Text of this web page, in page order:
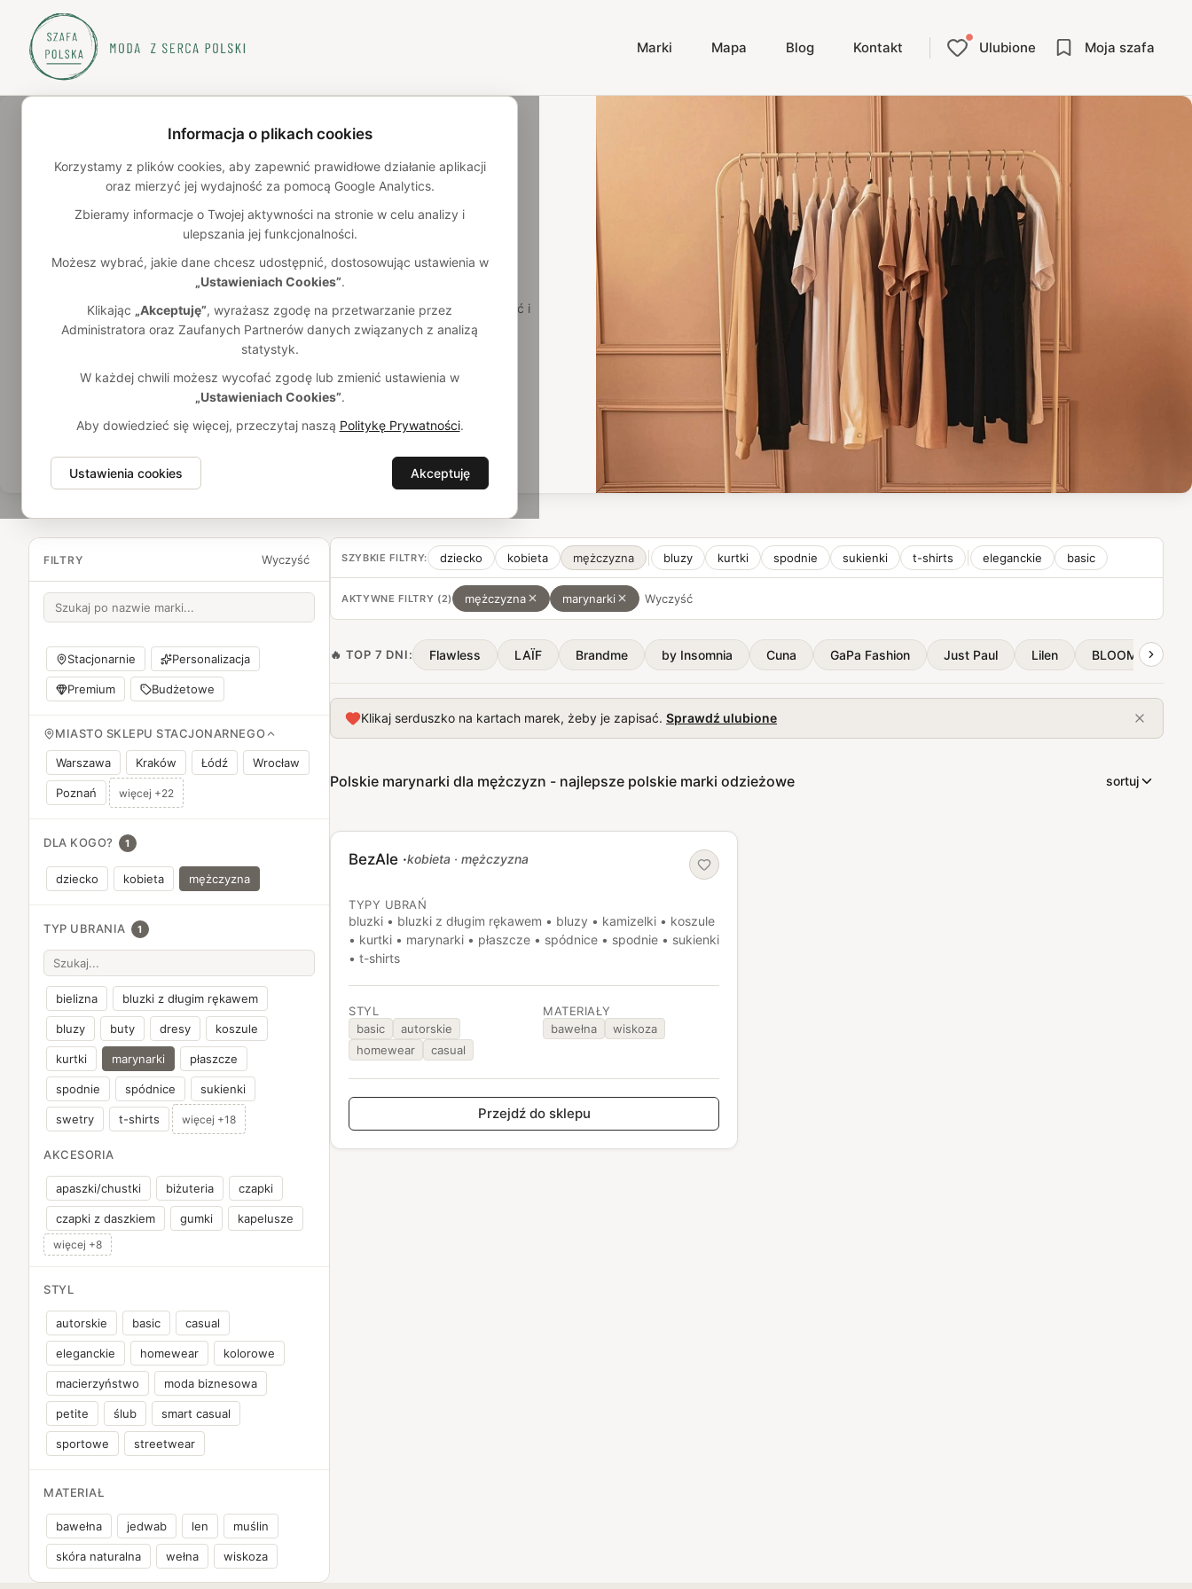
Marki Mapa Blog Kontakt Ulubione Moja szafa
Informacja o plikach cookies
Korzystamy z plików cookies, aby zapewnić prawidłowe działanie aplikacji
oraz mierzyć jej wydajność za pomocą Google Analytics.
Zbieramy informacje o Twojej aktywności na stronie w celu analizy i
ulepszania jej funkcjonalności.
Możesz wybrać, jakie dane chcesz udostępnić, dostosowując ustawienia w
„Ustawieniach Cookies”.
Klikając „Akceptuję”, wyrażasz zgodę na przetwarzanie przez
Administratora oraz Zaufanych Partnerów danych związanych z analizą
statystyk.
W każdej chwili możesz wycofać zgodę lub zmienić ustawienia w
„Ustawieniach Cookies”.
Aby dowiedzieć się więcej, przeczytaj naszą Politykę Prywatności.
Ustawienia cookies Akceptuję
Strona główna / Katalog / marynarki / mężczyzna
Męskie marynarki szyte w Polsce
Najlepsze polskie marki oferujące marynarek dla mężczyzn – wygoda, dobra jakość i
lokalna produkcja w jednym miejscu. Wybieraj męskie modele na każdą okazję.
FILTRY Wyczyść
Stacjonarnie Personalizacja
Premium Budżetowe
MIASTO SKLEPU STACJONARNEGO
Warszawa Kraków Łódź Wrocław
Poznań więcej +22
DLA KOGO? 1
dziecko kobieta mężczyzna
TYP UBRANIA 1
bielizna bluzki z długim rękawem
bluzy buty dresy koszule
kurtki marynarki płaszcze
spodnie spódnice sukienki
swetry t-shirts więcej +18
AKCESORIA
apaszki/chustki biżuteria czapki
czapki z daszkiem gumki kapelusze
więcej +8
STYL
autorskie basic casual
eleganckie homewear kolorowe
macierzyństwo moda biznesowa
petite ślub smart casual
sportowe streetwear
MATERIAŁ
bawełna jedwab len muślin
skóra naturalna wełna wiskoza
SZYBKIE FILTRY: dziecko kobieta mężczyzna bluzy kurtki spodnie sukienki t-shirts eleganckie basic
AKTYWNE FILTRY (2) mężczyzna marynarki Wyczyść
🔥 TOP 7 DNI: Flawless LAÏF Brandme by Insomnia Cuna GaPa Fashion Just Paul Lilen BLOOM
Klikaj serduszko na kartach marek, żeby je zapisać. Sprawdź ulubione
Polskie marynarki dla mężczyzn - najlepsze polskie marki odzieżowe sortuj
BezAle ·kobieta · mężczyzna
TYPY UBRAŃ
bluzki • bluzki z długim rękawem • bluzy • kamizelki • koszule
• kurtki • marynarki • płaszcze • spódnice • spodnie • sukienki
• t-shirts
STYL
basic
autorskie
homewear
casual
MATERIAŁY
bawełna
wiskoza
Przejdź do sklepu